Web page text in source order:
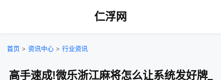
仁浮网
首页 > 资讯中心 > 行业资讯
高手速成!微乐浙江麻将怎么让系统发好牌_